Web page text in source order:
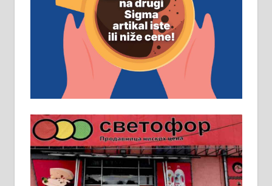
Рудник и флотација Рудник
д.о.о. Рудник запошљава 20
помоћника рудара. Услови:
Основна школа, пожељно радно
искуство на истим и сличним
пословима, али не и неопходан
услов. Обезбеђен смештај,
превоз, исхрана. 032/57-41-122 –
локал 22
Пружам услуге завршних радова
у грађевини, хидроизолације и
молерских радова. 061/25-28-058